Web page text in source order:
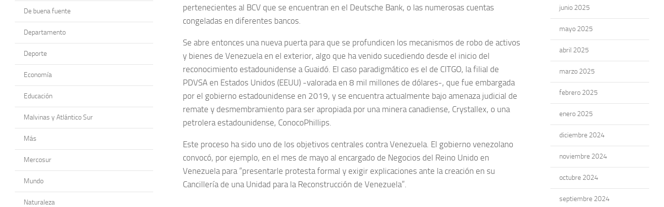
pertenecientes al BCV que se encuentran en el Deutsche Bank, o las numerosas cuentas
congeladas en diferentes bancos.
Se abre entonces una nueva puerta para que se profundicen los mecanismos de robo de activos
y bienes de Venezuela en el exterior, algo que ha venido sucediendo desde el inicio del
reconocimiento estadounidense a Guaidó. El caso paradigmático es el de CITGO, la filial de
PDVSA en Estados Unidos (EEUU) -valorada en 8 mil millones de dólares-, que fue embargada
por el gobierno estadounidense en 2019, y se encuentra actualmente bajo amenaza judicial de
remate y desmembramiento para ser apropiada por una minera canadiense, Crystallex, o una
petrolera estadounidense, ConocoPhillips.
Este proceso ha sido uno de los objetivos centrales contra Venezuela. El gobierno venezolano
convocó, por ejemplo, en el mes de mayo al encargado de Negocios del Reino Unido en
Venezuela para “presentarle protesta formal y exigir explicaciones ante la creación en su
Cancillería de una Unidad para la Reconstrucción de Venezuela”.
De buena fuente
Departamento
Deporte
Economía
Educación
Malvinas y Atlántico Sur
Más
Mercosur
Mundo
Naturaleza
junio 2025
mayo 2025
abril 2025
marzo 2025
febrero 2025
enero 2025
diciembre 2024
noviembre 2024
octubre 2024
septiembre 2024